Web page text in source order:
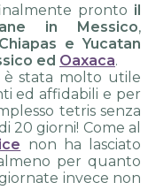
pronto il
in Messico,
Chiapas e Yucatan
ed Oaxaca.
stata molto utile
ed affidabili e per
tetris senza
20 giorni! Come al
non ha lasciato
per quanto
invece non